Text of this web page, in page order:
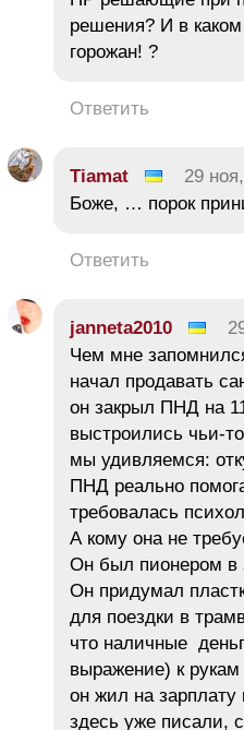
решения? И в
горожан! ?
Ответить
Tiamat 29
Боже, … порок
Ответить
janneta2010
Чем мне
начал продавать
он закрыл ПНД на
выстроились чьи-
мы удивляемся:
ПНД реально
требовалась
А кому она не
Он был пионером в
Он придумал
для поездки в
что наличные
выражение) к рукам
он жил на зарплату
здесь уже писали,